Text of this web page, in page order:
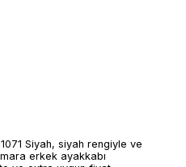
Siyah, siyah rengiyle ve
erkek ayakkabı